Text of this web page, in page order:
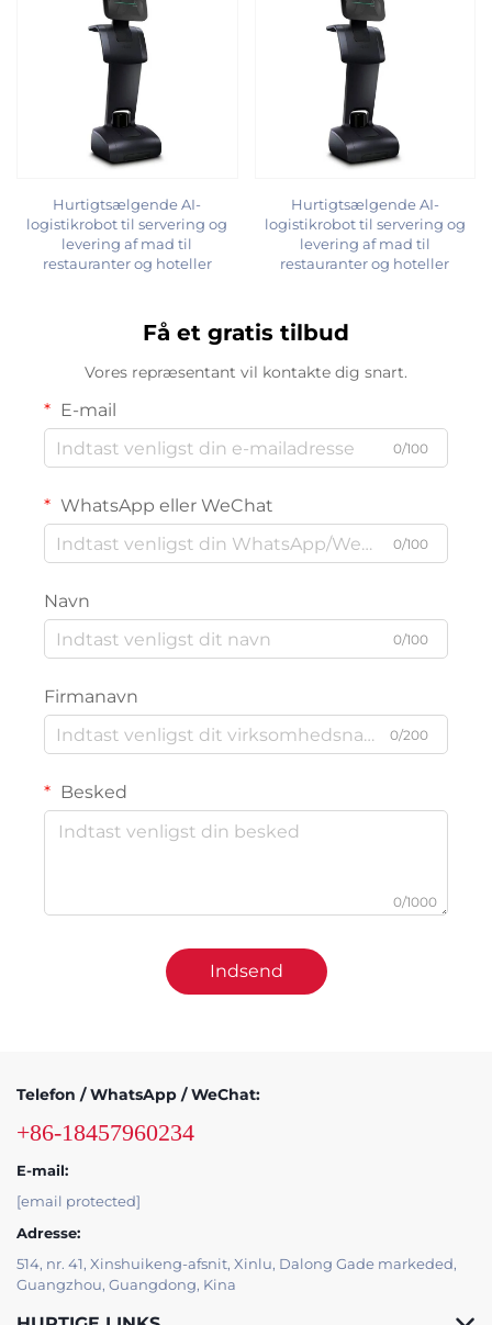
Hurtigtsælgende AI-
logistikrobot til servering og
levering af mad til
restauranter og hoteller
Hurtigtsælgende AI-
logistikrobot til servering og
levering af mad til
restauranter og hoteller
Få et gratis tilbud
Vores repræsentant vil kontakte dig snart.
E-mail
0/100
WhatsApp eller WeChat
0/100
Navn
0/100
Firmanavn
0/200
Besked
0/1000
Indsend
Telefon / WhatsApp / WeChat:
+86-18457960234
E-mail:
[email protected]
Adresse:
514, nr. 41, Xinshuikeng-afsnit, Xinlu, Dalong Gade markeded,
Guangzhou, Guangdong, Kina